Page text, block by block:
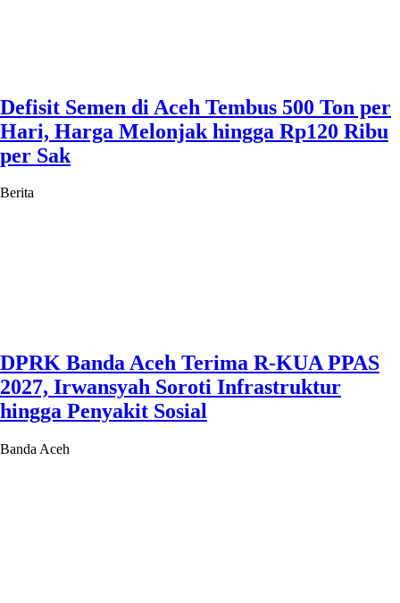
Defisit Semen di Aceh Tembus 500 Ton per
Hari, Harga Melonjak hingga Rp120 Ribu
per Sak
Berita
DPRK Banda Aceh Terima R-KUA PPAS
2027, Irwansyah Soroti Infrastruktur
hingga Penyakit Sosial
Banda Aceh